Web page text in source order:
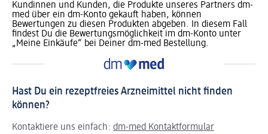
Kundinnen und Kunden, die Produkte unseres Partners dm-
med über ein dm-Konto gekauft haben, können
Bewertungen zu diesen Produkten abgeben. In diesem Fall
findest Du die Bewertungsmöglichkeit im dm-Konto unter
„Meine Einkäufe“ bei Deiner dm-med Bestellung.
Hast Du ein rezeptfreies Arzneimittel nicht finden
können?
Kontaktiere uns einfach: dm-med Kontaktformular